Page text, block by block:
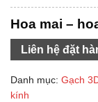
Hoa mai –
Liên hệ đặt
Danh mục: Gạch
kính